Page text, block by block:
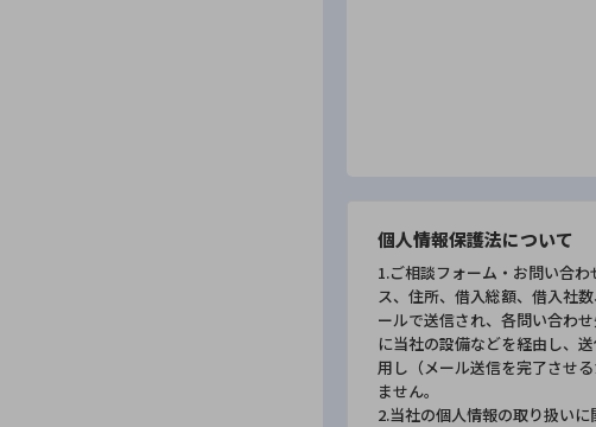
個人情報保護法について
1.ご相談フォーム・お問い合
ス、住所、借入総額、借入社
ールで送信され、各問い合わ
に当社の設備などを経由し、
用し（メール送信を完了させ
ません。
2.当社の個人情報の取り扱い